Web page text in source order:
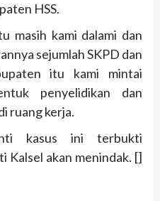
HSS.
masih kami dalami dan
sejumlah SKPD dan
itu kami mintai
penyelidikan dan
ruang kerja.
kasus ini terbukti
Kalsel akan menindak. []